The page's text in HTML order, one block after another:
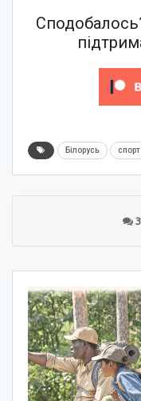
Білорусь спорт